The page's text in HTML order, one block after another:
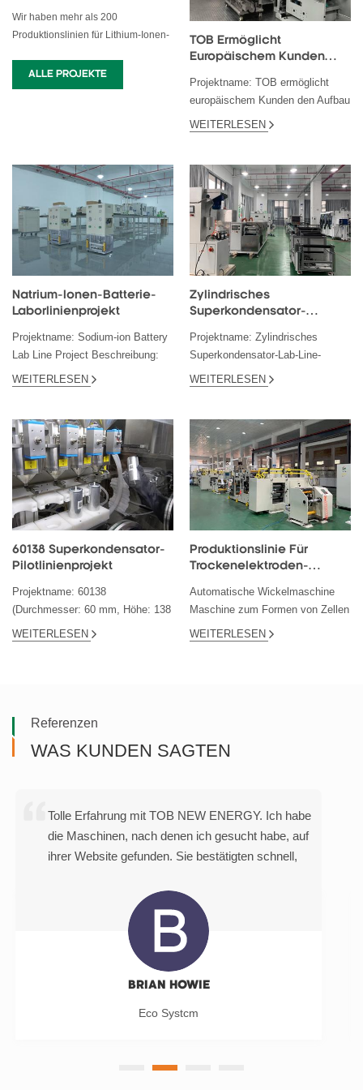
Wir haben mehr als 200
Produktionslinien für Lithium-Ionen-
für Unternehmen in den USA,
Europa, Russland, Indien, Korea,
ALLE PROJEKTE
TOB Ermöglicht
Europäischem Kunden
Automatisierten
Massenproduktionsbasis
Für Hochflexible Lithium-
Kapazität Von 5 MWh
Projektname: TOB ermöglicht
europäischem Kunden den Aufbau
einer automatisierten
Massenproduktionsbasis für
Natrium-Ionen-Pouchzellen mit
einer Kapa...
WEITERLESEN
Natrium-Ionen-Batterie-
Laborlinienprojekt
Projektname: Sodium-ion Battery
Lab Line Project Beschreibung:
Xiamen Tob New Energy
Technology Co., Ltd. entwirft und
Laborlinie für das Labor des...
WEITERLESEN
Zylindrisches
Superkondensator-
Europa
Projektname: Zylindrisches
Superkondensator-Lab-Line-
Projekt Beschreibung: Xiamen
Tob New Energy Technology Co.,
Superkondensator-Laborlinie für
europäis...
WEITERLESEN
60138 Superkondensator-
Pilotlinienprojekt
Projektname: 60138
(Durchmesser: 60 mm, Höhe: 138
mm), 3000F-Superkondensator-
Pilotprojekt Beschreibung:
WEITERLESEN
Produktionslinie Für
Trockenelektroden-
Automatische Wickelmaschine
Maschine zum Formen von Zellen
Laserschweißmaschine
Automatische Schneidemaschine
WEITERLESEN
Referenzen
WAS KUNDEN SAGTEN
Es ist ein Vergnügen, mit dem Lieferanten
Geschäfte zu machen. Gute Kommunikation und
schnelle Lieferung! Ich habe diese
ist sehr gut. Ich schätze wirklich die Leute, die
hinter der Lieferung des Produkts aus China an
meinen Ort gearbeitet haben.
OLIVIA SILVA
Eco Systcm